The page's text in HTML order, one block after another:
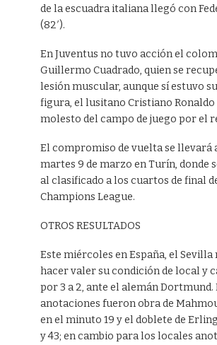
de la escuadra italiana llegó con
(82′).
En Juventus no tuvo acción el
Guillermo Cuadrado, quien se
lesión muscular, aunque sí estuvo
figura, el lusitano Cristiano Ronaldo
molesto del campo de juego por el
El compromiso de vuelta se llevará
martes 9 de marzo en Turín, donde
al clasificado a los cuartos de final
Champions League.
OTROS RESULTADOS
Este miércoles en España, el Sevilla
hacer valer su condición de local y
por 3 a 2, ante el alemán Dortmund.
anotaciones fueron obra de
en el minuto 19 y el doblete de
y 43; en cambio para los locales